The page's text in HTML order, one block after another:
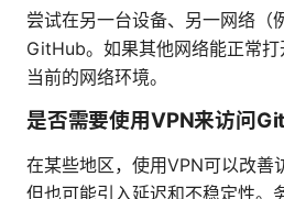
尝试在另一台设备、另一网络（
GitHub。如果其他网络能正常
当前的网络环境。
是否需要使用VPN来访问
在某些地区，使用VPN可以改善
但也可能引入延迟和不稳定性。